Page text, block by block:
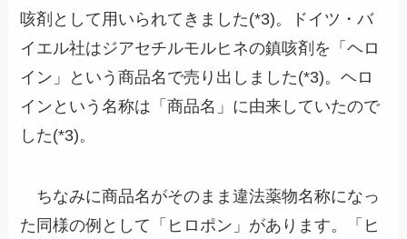
咳剤として用いられてきました(*3)。ドイツ・バ
イエル社はジアセチルモルヒネの鎮咳剤を「ヘロ
イン」という商品名で売り出しました(*3)。ヘロ
インという名称は「商品名」に由来していたので
した(*3)。
ちなみに商品名がそのまま違法薬物名称になっ
た同様の例として「ヒロポン」があります。「ヒ